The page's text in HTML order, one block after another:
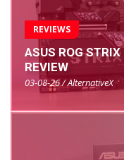
REVIEWS
ASUS ROG
REVIEW
03-08-26 / AlternativeX